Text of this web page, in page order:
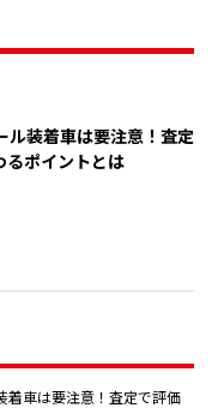
ル装着車は要注意！査定
るポイントとは
着車は要注意！査定で評価